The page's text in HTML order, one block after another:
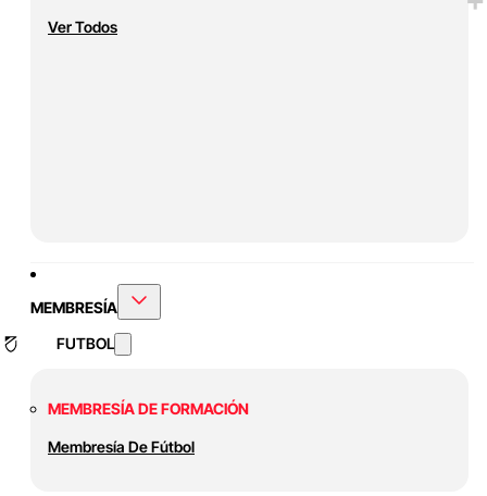
Ver Todos
MEMBRESÍA
FUTBOL
MEMBRESÍA DE FORMACIÓN
Membresía De Fútbol